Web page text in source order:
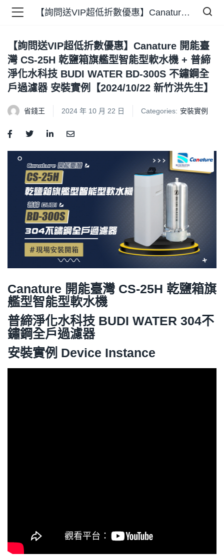
)
)
)
王 )
【詢問送VIP超低折數優惠】Canature 開能臺灣 CS-25H 乾鹽箱旗艦型智能型軟水機 + 普締淨化水科技 BUDI WATER BD-300S 不鏽鋼全戶過濾器 安裝實例【2024/10/22 新竹洪先生】
【詢問送VIP超低折數優惠】Canature 開能臺
灣 CS-25H 乾鹽箱旗艦型智能型軟水機 + 普締
淨化水科技 BUDI WATER BD-300S 不鏽鋼全
戶過濾器 安裝實例【2024/10/22 新竹洪先生】
省錢王 2024 年 10 月 22 日 Categories: 安裝實例
Canature 開能臺灣 CS-25H 乾鹽箱旗
艦型智能型軟水機
普締淨化水科技 BUDI WATER 304不
鏽鋼全戶過濾器
安裝實例 Device Instance